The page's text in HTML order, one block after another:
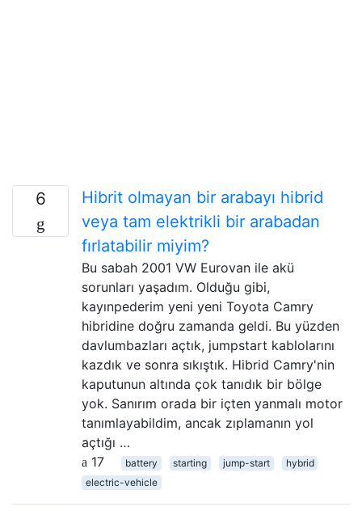
6
Hibrit olmayan bir arabayı hibrid
veya tam elektrikli bir arabadan
fırlatabilir miyim?
Bu sabah 2001 VW Eurovan ile akü
sorunları yaşadım. Olduğu gibi,
kayınpederim yeni yeni Toyota Camry
hibridine doğru zamanda geldi. Bu yüzden
davlumbazları açtık, jumpstart kablolarını
kazdık ve sonra sıkıştık. Hibrid Camry'nin
kaputunun altında çok tanıdık bir bölge
yok. Sanırım orada bir içten yanmalı motor
tanımlayabildim, ancak zıplamanın yol
açtığı …
17
battery starting jump-start
hybrid
electric-vehicle